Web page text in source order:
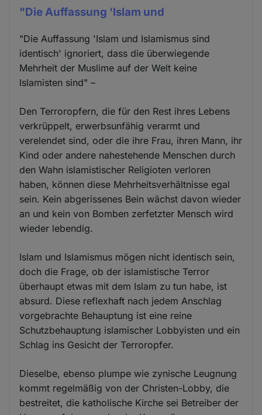
"Die Auffassung 'Islam und
"Die Auffassung 'Islam und Islamismus sind
identisch' ignoriert, dass die überwiegende
Mehrheit der Muslime auf der Welt keine
Islamisten sind" –
Den Terroropfern, die für den Rest ihres Lebens
verkrüppelt, erwerbsunfähig verarmt und
verelendet sind, oder die ihre Frau, ihren Mann, ihr
Kind oder andere nahestehende Menschen durch
den Wahn islamistischer Religioten verloren
haben, können diese Mehrheitsverhältnisse egal
sein. Kein abgerissenes Bein wächst davon wieder
an und kein von Bomben zerfetzter Mensch wird
wieder lebendig.
Islam und Islamismus mögen nicht identisch sein,
doch die Frage, ob der islamistische Terror
überhaupt etwas mit dem Islam zu tun habe, ist
absurd. Diese reflexhaft nach jedem Anschlag
vorgebrachte Behauptung ist eine reine
Schutzbehauptung islamischer Lobbyisten und ein
Schlag ins Gesicht der Terroropfer.
Dieselbe, ebenso plumpe wie zynische Leugnung
kommt regelmäßig von der Christen-Lobby, die
bestreitet, die katholische Kirche sei Betreiber der